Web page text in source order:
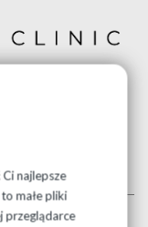
najlepsze
małe pliki
przeglądarce